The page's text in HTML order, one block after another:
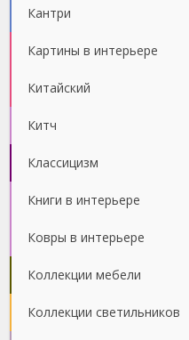
Кантри
Картины в интерьере
Китайский
Китч
Классицизм
Книги в интерьере
Ковры в интерьере
Коллекции мебели
Коллекции светильников